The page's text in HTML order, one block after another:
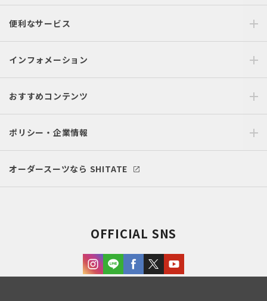
便利なサービス
インフォメーション
おすすめコンテンツ
ポリシー・企業情報
オーダースーツなら SHITATE
OFFICIAL SNS